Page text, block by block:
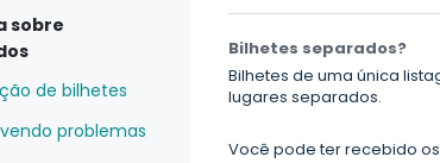
sobre
de bilhetes
problemas
Bilhetes separados?
Bilhetes de uma única
lugares separados.
Você pode ter recebido